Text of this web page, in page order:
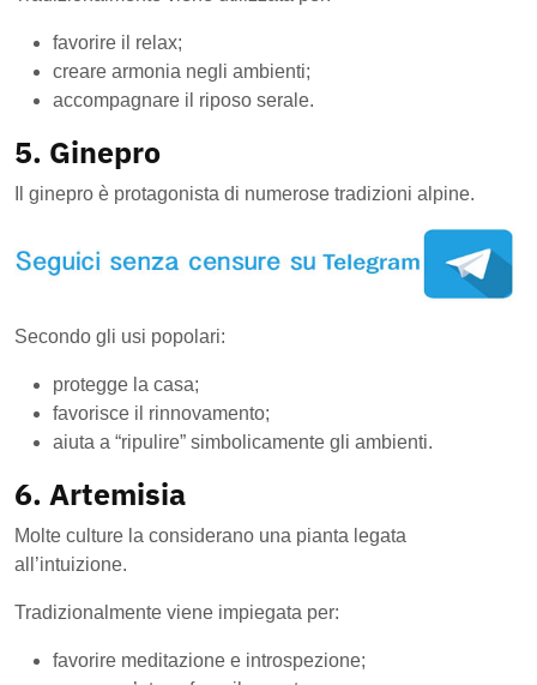
favorire il relax;
creare armonia negli ambienti;
accompagnare il riposo serale.
5. Ginepro
Il ginepro è protagonista di numerose tradizioni alpine.
Secondo gli usi popolari:
protegge la casa;
favorisce il rinnovamento;
aiuta a “ripulire” simbolicamente gli ambienti.
6. Artemisia
Molte culture la considerano una pianta legata
all’intuizione.
Tradizionalmente viene impiegata per:
favorire meditazione e introspezione;